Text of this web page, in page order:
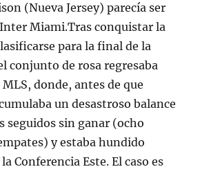
(Nueva Jersey) parecía ser
Inter Miami.Tras conquistar la
para la final de la
conjunto de rosa regresaba
MLS, donde, antes de que
un desastroso balance
seguidos sin ganar (ocho
y estaba hundido
Conferencia Este. El caso es